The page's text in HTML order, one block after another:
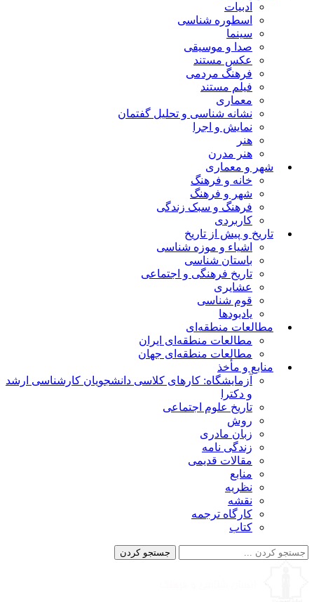
ادبیات
اسطوره شناسی
سینما
صدا و موسیقی
عکس مستند
فرهنگ مردمی
فیلم مستند
معماری
نشانه شناسی و تحلیل گفتمان
نمایش و اجرا
هنر
هنر مدرن
شهر و معماری
خانه و فرهنگ
شهر و فرهنگ
فرهنگ و سبک زندگی
کاربردی
تاریخ و پیش از تاریخ
اشیاء و موزه شناسی
باستان شناسی
تاریخ فرهنگی و اجتماعی
عشایری
قوم شناسی
یادبودها
مطالعات منطقه‌ای
مطالعات منطقه‌ای ایران
مطالعات منطقه‌ای جهان
منابع و مأخذ
آزمایشگاه: کارهای کلاسی دانشجویان کارشناسی ارشد
و دکترا
تاریخ علوم اجتماعی
روش
زبان مادری
زندگی نامه
مقالات قدیمی
منابع
نظریه
نقشه
کارگاه ترجمه
کتاب